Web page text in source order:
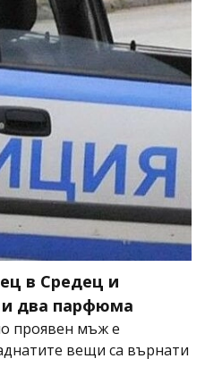
в Средец и
два парфюма
проявен мъж е
вещи са върнати